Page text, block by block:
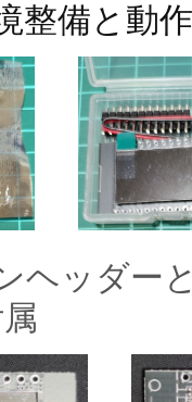
整備と動
ヘッダー